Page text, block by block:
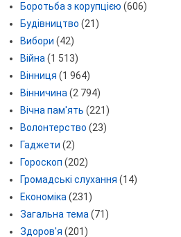
Боротьба з корупцією (606)
Будівництво (21)
Вибори (42)
Війна(1 513)
Вінниця (1 964)
Вінничина(2 794)
Вічна пам'ять (221)
Волонтерство (23)
Гаджети (2)
Гороскоп (202)
Громадські слухання (14)
Економіка(231)
Загальна тема(71)
Здоров'я (201)